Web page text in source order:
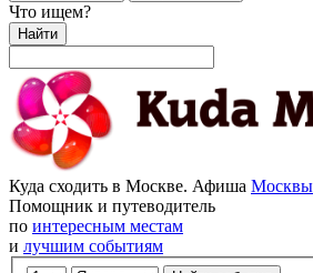
Что ищем?
Найти
Куда сходить в Москве. Афиша Москвы
Помощник и путеводитель
по интересным местам
и лучшим событиям